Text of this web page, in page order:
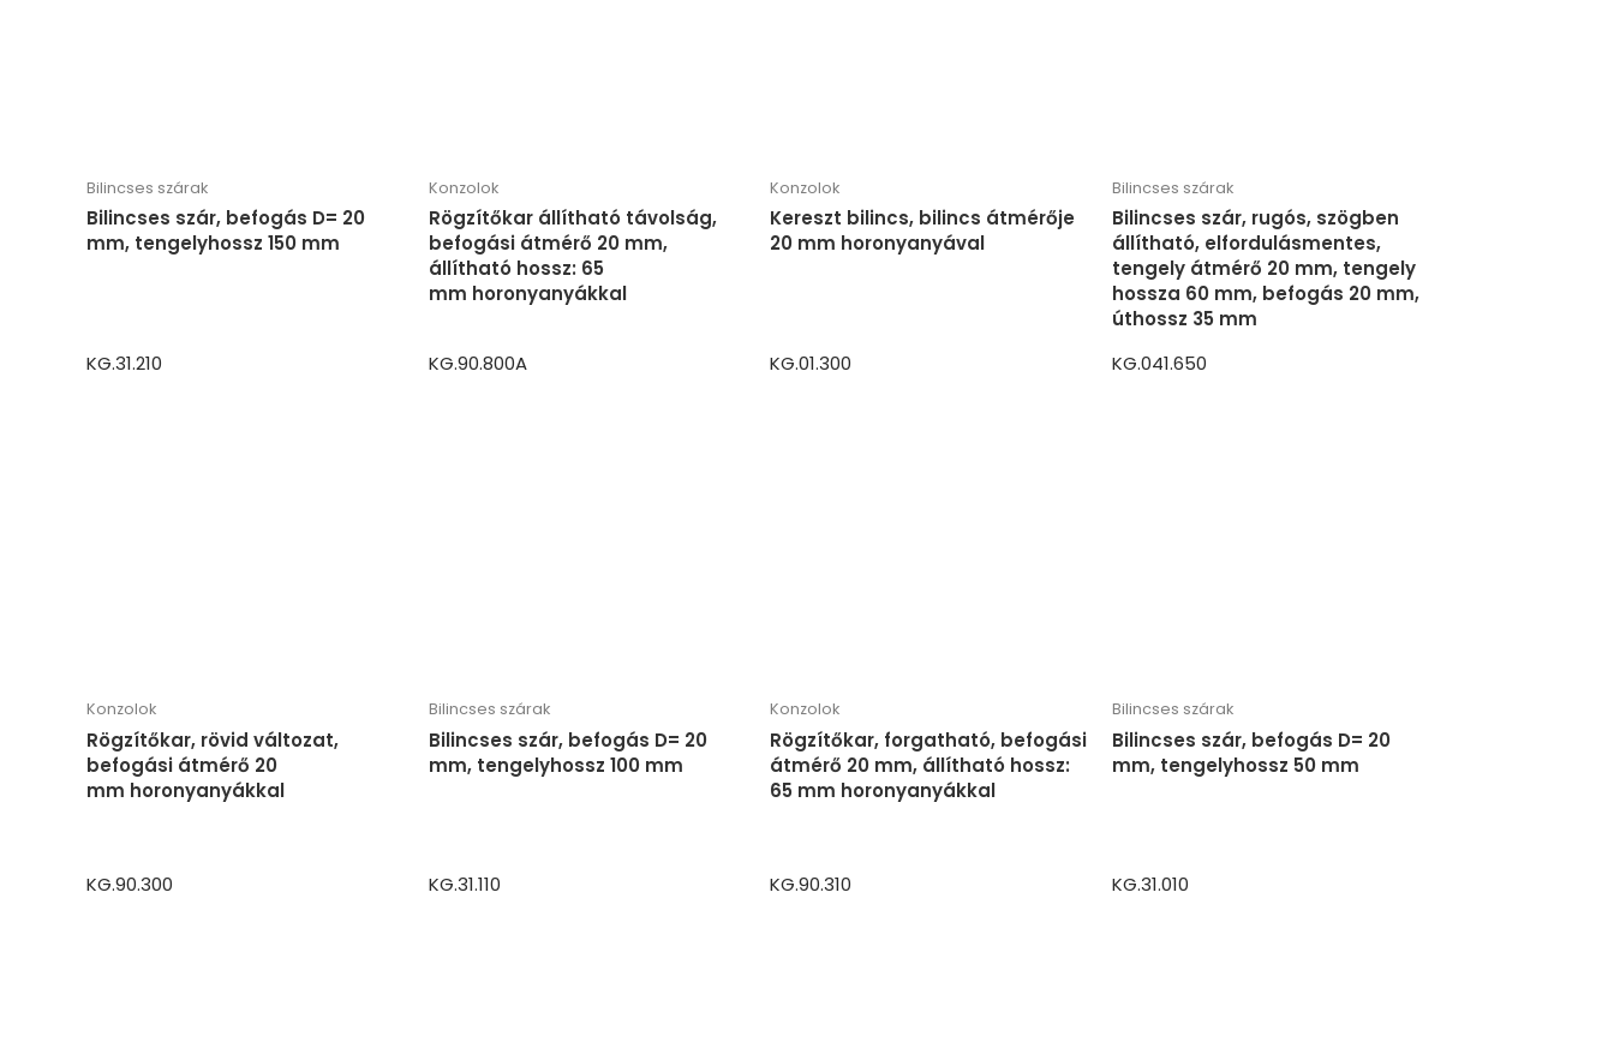
Bilincses szárak
Bilincses szár, befogás D= 20
mm, tengelyhossz 150 mm
KG.31.210
Konzolok
Rögzítőkar állítható távolság,
befogási átmérő 20 mm,
állítható hossz: 65
mm horonyanyákkal
KG.90.800A
Konzolok
Kereszt bilincs, bilincs átmérője
20 mm horonyanyával
KG.01.300
Bilincses szárak
Bilincses szár, rugós, szögben
állítható, elfordulásmentes,
tengely átmérő 20 mm, tengely
hossza 60 mm, befogás 20 mm,
úthossz 35 mm
KG.041.650
Konzolok
Rögzítőkar, rövid változat,
befogási átmérő 20
mm horonyanyákkal
KG.90.300
Bilincses szárak
Bilincses szár, befogás D= 20
mm, tengelyhossz 100 mm
KG.31.110
Konzolok
Rögzítőkar, forgatható, befogási
átmérő 20 mm, állítható hossz:
65 mm horonyanyákkal
KG.90.310
Bilincses szárak
Bilincses szár, befogás D= 20
mm, tengelyhossz 50 mm
KG.31.010